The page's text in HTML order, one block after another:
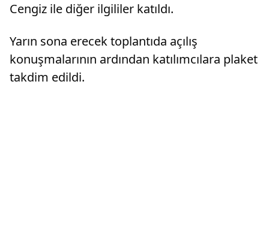
Cengiz ile diğer ilgililer katıldı.
Yarın sona erecek toplantıda açılış
konuşmalarının ardından katılımcılara plaket
takdim edildi.